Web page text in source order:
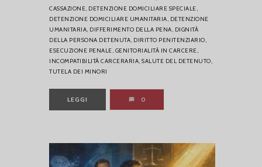
CASSAZIONE, DETENZIONE DOMICILIARE SPECIALE,
DETENZIONE DOMICILIARE UMANITARIA, DETENZIONE
UMANITARIA, DIFFERIMENTO DELLA PENA, DIGNITÀ
DELLA PERSONA DETENUTA, DIRITTO PENITENZIARIO,
ESECUZIONE PENALE, GENITORIALITÀ IN CARCERE,
INCOMPATIBILITÀ CARCERARIA, SALUTE DEL DETENUTO,
TUTELA DEI MINORI
LEGGI 0